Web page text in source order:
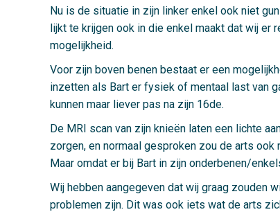
Nu is de situatie in zijn linker enkel ook niet
lijkt te krijgen ook in die enkel maakt dat wij er
mogelijkheid.
Voor zijn boven benen bestaat er een
inzetten als Bart er fysiek of mentaal last van
kunnen maar liever pas na zijn 16de.
De MRI scan van zijn knieën laten een lichte
zorgen, en normaal gesproken zou de arts
Maar omdat er bij Bart in zijn onderbenen/
Wij hebben aangegeven dat wij graag zouden
problemen zijn. Dit was ook iets wat de arts